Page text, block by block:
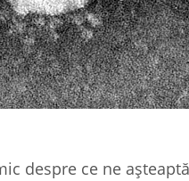
despre ce ne